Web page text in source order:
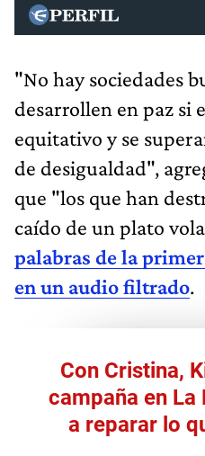
"No hay sociedades
desarrollen en paz si
equitativo y se
de desigualdad",
que "los que han
caído de un plato
palabras de la
en un audio filtrado.
Con Cristina,
campaña en La
a reparar lo